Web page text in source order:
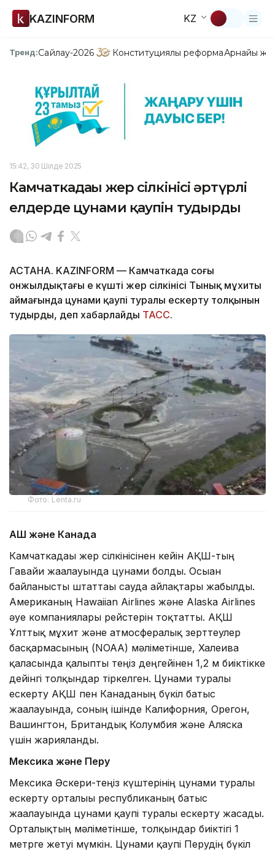
KAZINFORM KZ
Тренд:Сайлау-2026 Конституциялық реформаАрнайы
15:42, 30 Шілде 2025
Камчаткадағы жер сілкінісі әртүрлі
елдерде цунами қаупін тудырды
АСТАНА. KAZINFORM — Камчаткада соңғы
онжылдықтағы ең күшті жер сілкінісі Тынық мұхиты
аймағында цунами қаупі туралы ескерту толқынын
тудырды, деп хабарлайды ТАСС.
Фото: Lenta.ru
АҚШ және Канада
Камчаткадағы жер сілкінісінен кейін АҚШ-тың
Гавайи жағалауында цунами болды. Осыған
байланысты штаттағы сауда айлақтары жабылды.
Американың Hawaiian Airlines және Alaska Airlines
әуе компаниялары рейстерін тоқтатты. АҚШ
Ұлттық мұхит және атмосфералық зерттеулер
басқармасының (NOAA) мәліметінше, Халеива
қаласында қалыпты теңіз деңгейінен 1,2 м биіктікке
дейінгі толқындар тіркелген. Цунами туралы
ескерту АҚШ пен Канаданың бүкіл батыс
жағалауында, соның ішінде Калифорния, Орегон,
Вашингтон, Британдық Колумбия және Аляска
үшін жарияланды.
Мексика және Перу
Мексика Әскери-теңіз күштерінің цунами туралы
ескерту орталығы республиканың батыс
жағалауында цунами қаупі туралы ескерту жасады.
Орталықтың мәліметінше, толқындар биіктігі 1
метрге жетуі мүмкін. Цунами қаупі Перудің бүкіл